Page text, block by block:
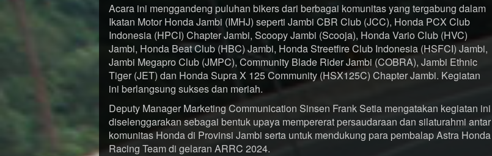
Acara ini menggandeng puluhan bikers dari berbagai komunitas yang tergabung dalam
Ikatan Motor Honda Jambi (IMHJ) seperti Jambi CBR Club (JCC), Honda PCX Club
Indonesia (HPCI) Chapter Jambi, Scoopy Jambi (Scooja), Honda Vario Club (HVC)
Jambi, Honda Beat Club (HBC) Jambi, Honda Streetfire Club Indonesia (HSFCI) Jambi,
Jambi Megapro Club (JMPC), Community Blade Rider Jambi (COBRA), Jambi Ethnic
Tiger (JET) dan Honda Supra X 125 Community (HSX125C) Chapter Jambi. Kegiatan
ini berlangsung sukses dan meriah.
Deputy Manager Marketing Communication Sinsen Frank Setia mengatakan kegiatan ini
diselenggarakan sebagai bentuk upaya mempererat persaudaraan dan silaturahmi antar
komunitas Honda di Provinsi Jambi serta untuk mendukung para pembalap Astra Honda
Racing Team di gelaran ARRC 2024.